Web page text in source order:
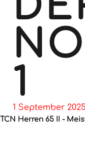
1
1 September
TCN Herren 65 II -